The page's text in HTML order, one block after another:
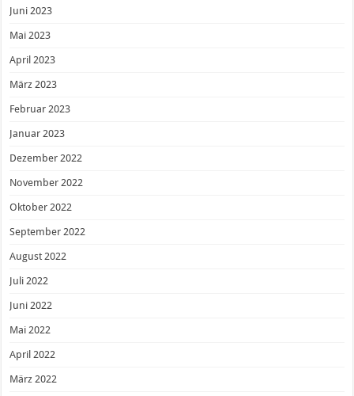
Juni 2023
Mai 2023
April 2023
März 2023
Februar 2023
Januar 2023
Dezember 2022
November 2022
Oktober 2022
September 2022
August 2022
Juli 2022
Juni 2022
Mai 2022
April 2022
März 2022